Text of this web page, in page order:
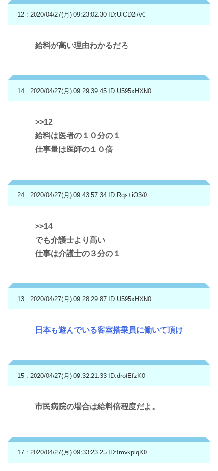
12 : 2020/04/27(月) 09:23:02.30 ID:UlOD2i/v0
給料が高い理由わかるだろ
14 : 2020/04/27(月) 09:29:39.45 ID:U595xHXN0
>>12
給料は医者の１０分の１
仕事量は医師の１０倍
24 : 2020/04/27(月) 09:43:57.34 ID:Rqs+iO3/0
>>14
でも介護士より高い
仕事は介護士の３分の１
13 : 2020/04/27(月) 09:28:29.87 ID:U595xHXN0
日本も遊んでいる客室搭乗員に働いて頂け
15 : 2020/04/27(月) 09:32:21.33 ID:drofEfzK0
市民病院の場合は給料倍程度だよ。
17 : 2020/04/27(月) 09:33:23.25 ID:ImvkplqK0